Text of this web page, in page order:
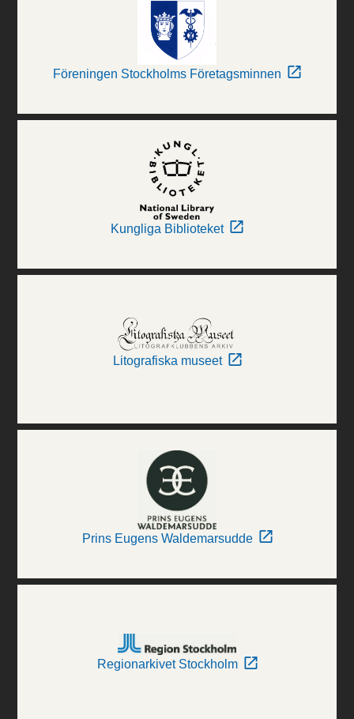
Föreningen Stockholms Företagsminnen
Kungliga Biblioteket
Litografiska museet
Prins Eugens Waldemarsudde
Regionarkivet Stockholm